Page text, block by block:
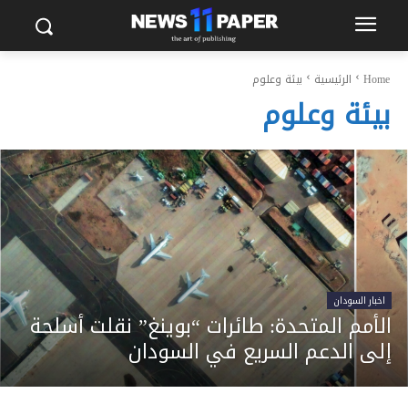
Home الرئيسية بيئة وعلوم
بيئة وعلوم
اخبار السودان
الأمم المتحدة: طائرات “بوينغ” نقلت أسلحة
إلى الدعم السريع في السودان